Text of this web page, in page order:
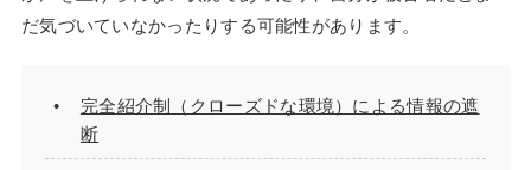
だ気づいていなかったりする可能性があります。
完全紹介制（クローズドな環境）による情報の遮
断